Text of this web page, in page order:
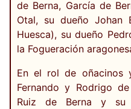
de Berna, García de
Otal, su dueño
Huesca), su dueño
la Fogueración
En el rol de oñacinos
Fernando y Rodrigo
Ruiz de Berna y su